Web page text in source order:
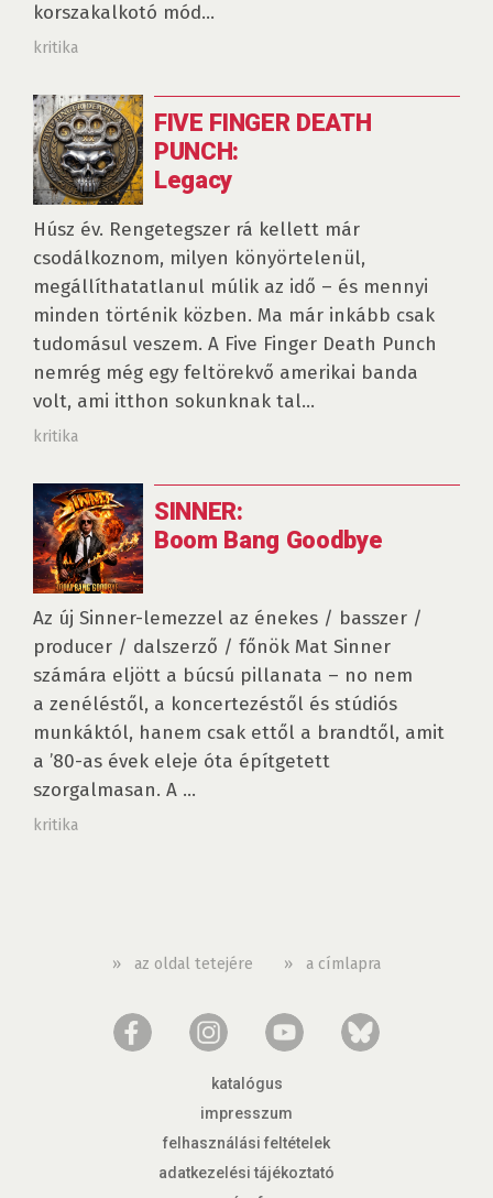
korszakalkotó mód...
kritika
FIVE FINGER DEATH
PUNCH:
Legacy
Húsz év. Rengetegszer rá kellett már
csodálkoznom, milyen könyörtelenül,
megállíthatatlanul múlik az idő – és mennyi
minden történik közben. Ma már inkább csak
tudomásul veszem. A Five Finger Death Punch
nemrég még egy feltörekvő amerikai banda
volt, ami itthon sokunknak tal...
kritika
SINNER:
Boom Bang Goodbye
Az új Sinner-lemezzel az énekes / basszer /
producer / dalszerző / főnök Mat Sinner
számára eljött a búcsú pillanata – no nem
a zenéléstől, a koncertezéstől és stúdiós
munkáktól, hanem csak ettől a brandtől, amit
a ’80-as évek eleje óta építgetett
szorgalmasan. A ...
kritika
» az oldal tetejére » a címlapra
katalógus
impresszum
felhasználási feltételek
adatkezelési tájékoztató